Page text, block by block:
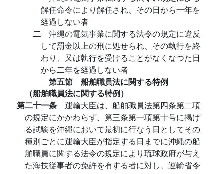
解任命令により解任され、その日から一年を
経過しない者
二 沖縄の電気事業に関する法令の規定に違反
して罰金以上の刑に処せられ、その執行を終
わり、又は執行を受けることがなくなつた日
から二年を経過しない者
第五節 船舶職員法に関する特例
（船舶職員法に関する特例）
第二十一条 運輸大臣は、船舶職員法第四条第二項
の規定にかかわらず、第三条第一項第十号に掲げ
る試験を沖縄において最初に行なう日としてその
種別ごとに運輸大臣が指定する日までに沖縄の船
舶職員に関する法令の規定により琉球政府が与え
た海技従事者の免許を有する者に対し、運輸省令